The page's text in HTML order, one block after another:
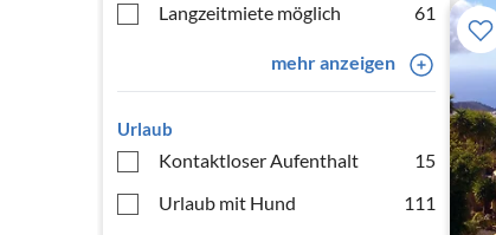
Langzeitmiete möglich
61
mehr anzeigen
Urlaub
Kontaktloser Aufenthalt
15
Urlaub mit Hund
111